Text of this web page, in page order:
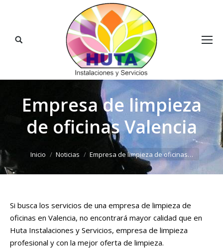
Buscar:
Empresa de limpieza
de oficinas Valencia
Inicio Noticias Empresa de limpieza de oficinas…
Si busca los servicios de una empresa de limpieza de
oficinas en Valencia, no encontrará mayor calidad que en
Huta Instalaciones y Servicios, empresa de limpieza
profesional y con la mejor oferta de limpieza.